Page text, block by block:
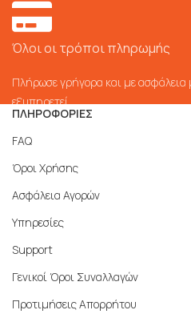
Όλοι οι τρόποι πληρωμής
Πλήρωσε γρήγορα και με ασφάλεια
εξυπηρετεί
ΠΛΗΡΟΦΟΡΙΕΣ
FAQ
Όροι Χρήσης
Ασφάλεια Αγορών
Υπηρεσίες
Support
Γενικοί Όροι Συναλλαγών
Προτιμήσεις Απορρήτου